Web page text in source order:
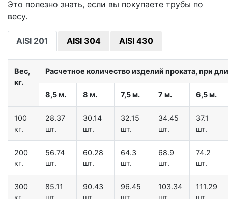
Это полезно знать, если вы покупаете трубы по
весу.
AISI 201 AISI 304 AISI 430
Вес,
кг.
Расчетное количество изделий проката, при
8,5 м. 8 м. 7,5 м. 7 м. 6,5 м.
100
кг.
28.37
шт.
30.14
шт.
32.15
шт.
34.45
шт.
37.1
шт.
200
кг.
56.74
шт.
60.28
шт.
64.3
шт.
68.9
шт.
74.2
шт.
300
кг.
85.11
шт.
90.43
шт.
96.45
шт.
103.34
шт.
111.29
шт.